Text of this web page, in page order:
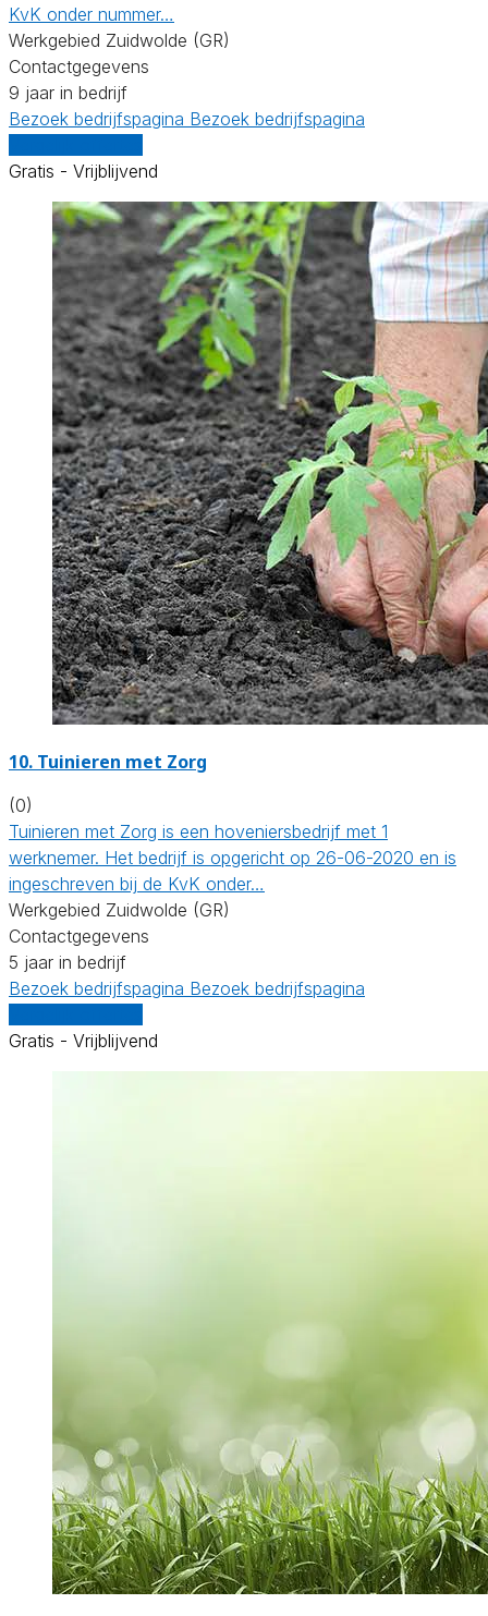
KvK onder nummer…
Werkgebied Zuidwolde (GR)
Contactgegevens
9 jaar in bedrijf
Bezoek bedrijfspagina Bezoek bedrijfspagina
Gratis - Vrijblijvend
10. Tuinieren met Zorg
(0)
Tuinieren met Zorg is een hoveniersbedrijf met 1
werknemer. Het bedrijf is opgericht op 26-06-2020 en is
ingeschreven bij de KvK onder…
Werkgebied Zuidwolde (GR)
Contactgegevens
5 jaar in bedrijf
Bezoek bedrijfspagina Bezoek bedrijfspagina
Gratis - Vrijblijvend